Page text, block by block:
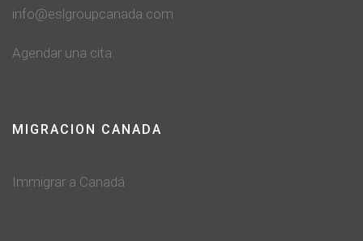
info@eslgroupcanada.com
Agendar una cita.
MIGRACION CANADA
Immigrar a Canadá